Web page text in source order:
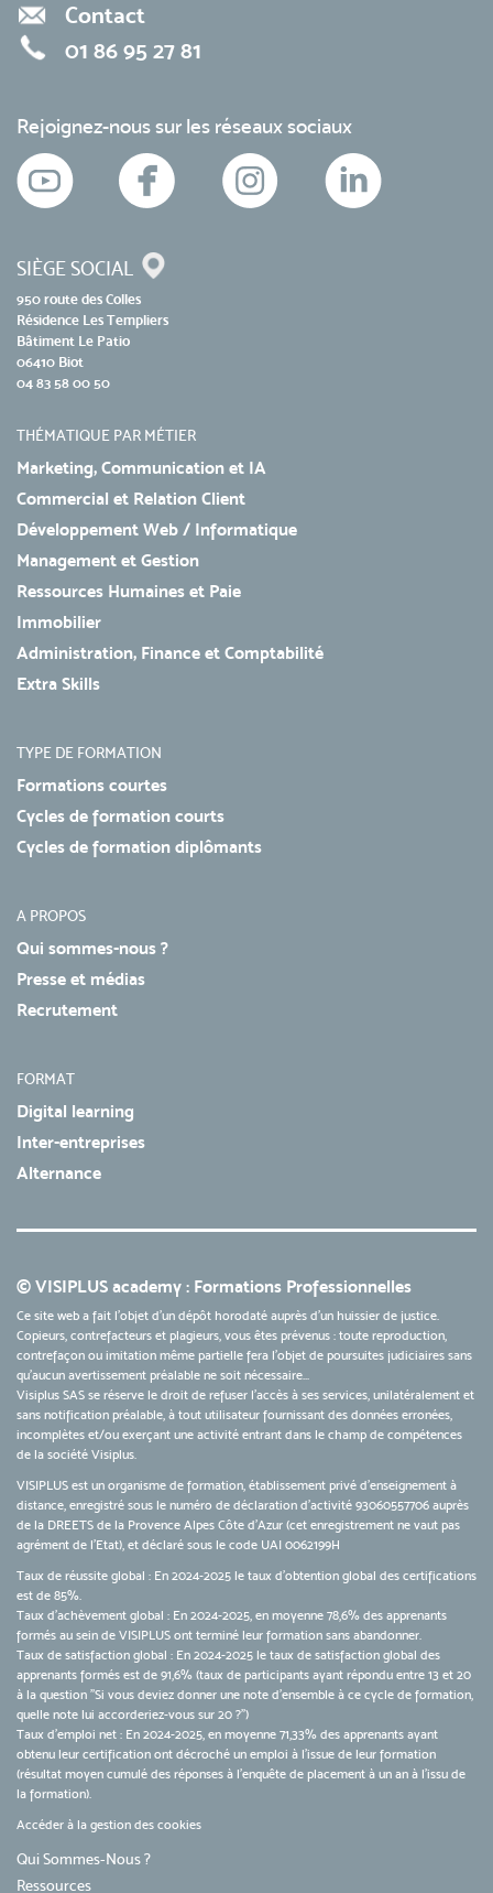
Contact
01 86 95 27 81
Rejoignez-nous sur les réseaux sociaux
SIÈGE SOCIAL
950 route des Colles
Résidence Les Templiers
Bâtiment Le Patio
06410 Biot
04 83 58 00 50
THÉMATIQUE PAR MÉTIER
Marketing, Communication et IA
Commercial et Relation Client
Développement Web / Informatique
Management et Gestion
Ressources Humaines et Paie
Immobilier
Administration, Finance et Comptabilité
Extra Skills
TYPE DE FORMATION
Formations courtes
Cycles de formation courts
Cycles de formation diplômants
A PROPOS
Qui sommes-nous ?
Presse et médias
Recrutement
FORMAT
Digital learning
Inter-entreprises
Alternance
© VISIPLUS academy : Formations Professionnelles
Ce site web a fait l'objet d'un dépôt horodaté auprès d'un huissier de justice.
Copieurs, contrefacteurs et plagieurs, vous êtes prévenus : toute reproduction,
contrefaçon ou imitation même partielle fera l'objet de poursuites judiciaires sans
qu’aucun avertissement préalable ne soit nécessaire...
Visiplus SAS se réserve le droit de refuser l'accès à ses services, unilatéralement et
sans notification préalable, à tout utilisateur fournissant des données erronées,
incomplètes et/ou exerçant une activité entrant dans le champ de compétences
de la société Visiplus.
VISIPLUS est un organisme de formation, établissement privé d’enseignement à
distance, enregistré sous le numéro de déclaration d’activité 93060557706 auprès
de la DREETS de la Provence Alpes Côte d’Azur (cet enregistrement ne vaut pas
agrément de l’Etat), et déclaré sous le code UAI 0062199H
Taux de réussite global : En 2024-2025 le taux d'obtention global des certifications
est de 85%.
Taux d’achèvement global : En 2024-2025, en moyenne 78,6% des apprenants
formés au sein de VISIPLUS ont terminé leur formation sans abandonner.
Taux de satisfaction global : En 2024-2025 le taux de satisfaction global des
apprenants formés est de 91,6% (taux de participants ayant répondu entre 13 et 20
à la question "Si vous deviez donner une note d’ensemble à ce cycle de formation,
quelle note lui accorderiez-vous sur 20 ?")
Taux d’emploi net : En 2024-2025, en moyenne 71,33% des apprenants ayant
obtenu leur certification ont décroché un emploi à l'issue de leur formation
(résultat moyen cumulé des réponses à l'enquête de placement à un an à l'issu de
la formation).
Accéder à la gestion des cookies
Qui Sommes-Nous ?
Ressources